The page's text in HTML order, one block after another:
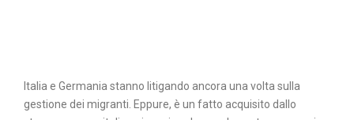
Italia e Germania stanno litigando ancora una volta sulla
gestione dei migranti. Eppure, è un fatto acquisito dallo